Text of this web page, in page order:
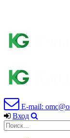
E-mail:
Вход